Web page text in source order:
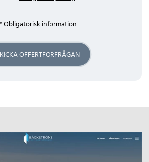
* Obligatorisk information
OFFERTFÖRFRÅGAN